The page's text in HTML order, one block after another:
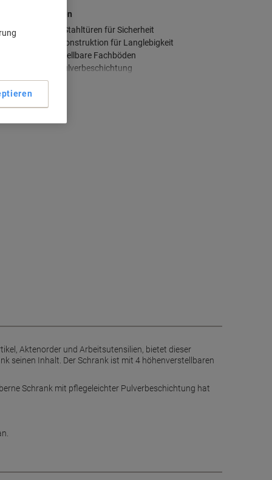
Abschließbare Stahltüren für Sicherheit
Robuste Stahlkonstruktion für Langlebigkeit
Vier höhenverstellbare Fachböden
Pflegeleichte Pulverbeschichtung
anzeigen
Aktenorder und Arbeitsutensilien, bietet dieser
seinen Inhalt. Der Schrank ist mit 4 höhenverstellbaren
Schrank mit pflegeleichter Pulverbeschichtung hat